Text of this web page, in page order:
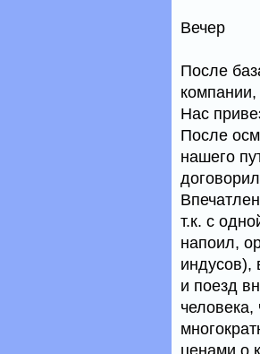
Вечер
После
компании,
Нас
После
нашего
т.к. с
напоил,
индусов),
и поезд
ценами о